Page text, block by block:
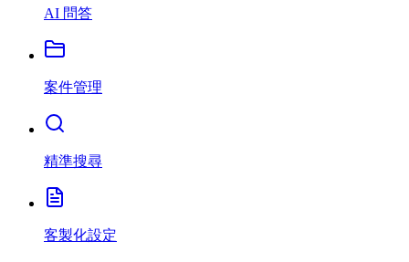
AI 問答
案件管理
精準搜尋
客製化設定